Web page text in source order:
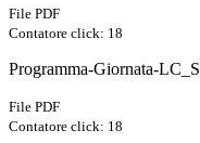
File PDF
Contatore click: 18
Programma-Giornata-
File PDF
Contatore click: 18